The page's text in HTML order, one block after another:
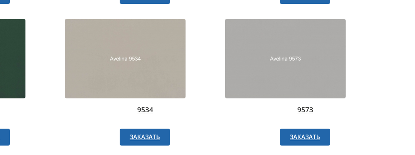
9534
ЗАКАЗАТЬ
9573
ЗАКАЗАТЬ